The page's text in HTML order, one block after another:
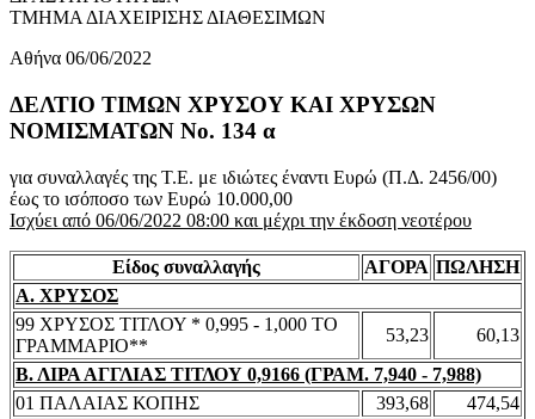
ΤΜΗΜΑ ΔΙΑΧΕΙΡΙΣΗΣ ΔΙΑΘΕΣΙΜΩΝ
Αθήνα 06/06/2022
ΔΕΛΤΙΟ ΤΙΜΩΝ ΧΡΥΣΟΥ ΚΑΙ ΧΡΥΣΩΝ
ΝΟΜΙΣΜΑΤΩΝ No. 134 α
για συναλλαγές της Τ.Ε. με ιδιώτες έναντι Ευρώ (Π.Δ. 2456/00)
έως το ισόποσο των Ευρώ 10.000,00
Ισχύει από 06/06/2022 08:00 και μέχρι την έκδοση νεοτέρου
Είδος συναλλαγής ΑΓΟΡΑ ΠΩΛΗΣΗ
Α. ΧΡΥΣΟΣ
99 ΧΡΥΣΟΣ ΤΙΤΛΟΥ * 0,995 - 1,000 ΤΟ
ΓΡΑΜΜΑΡΙΟ**
53,23
60,13
Β. ΛΙΡΑ ΑΓΓΛΙΑΣ ΤΙΤΛΟΥ 0,9166 (ΓΡΑΜ. 7,940 - 7,988)
01 ΠΑΛΑΙΑΣ ΚΟΠΗΣ
393,68
474,54